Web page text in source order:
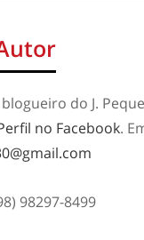
do J.
no Facebook.
98297-8499